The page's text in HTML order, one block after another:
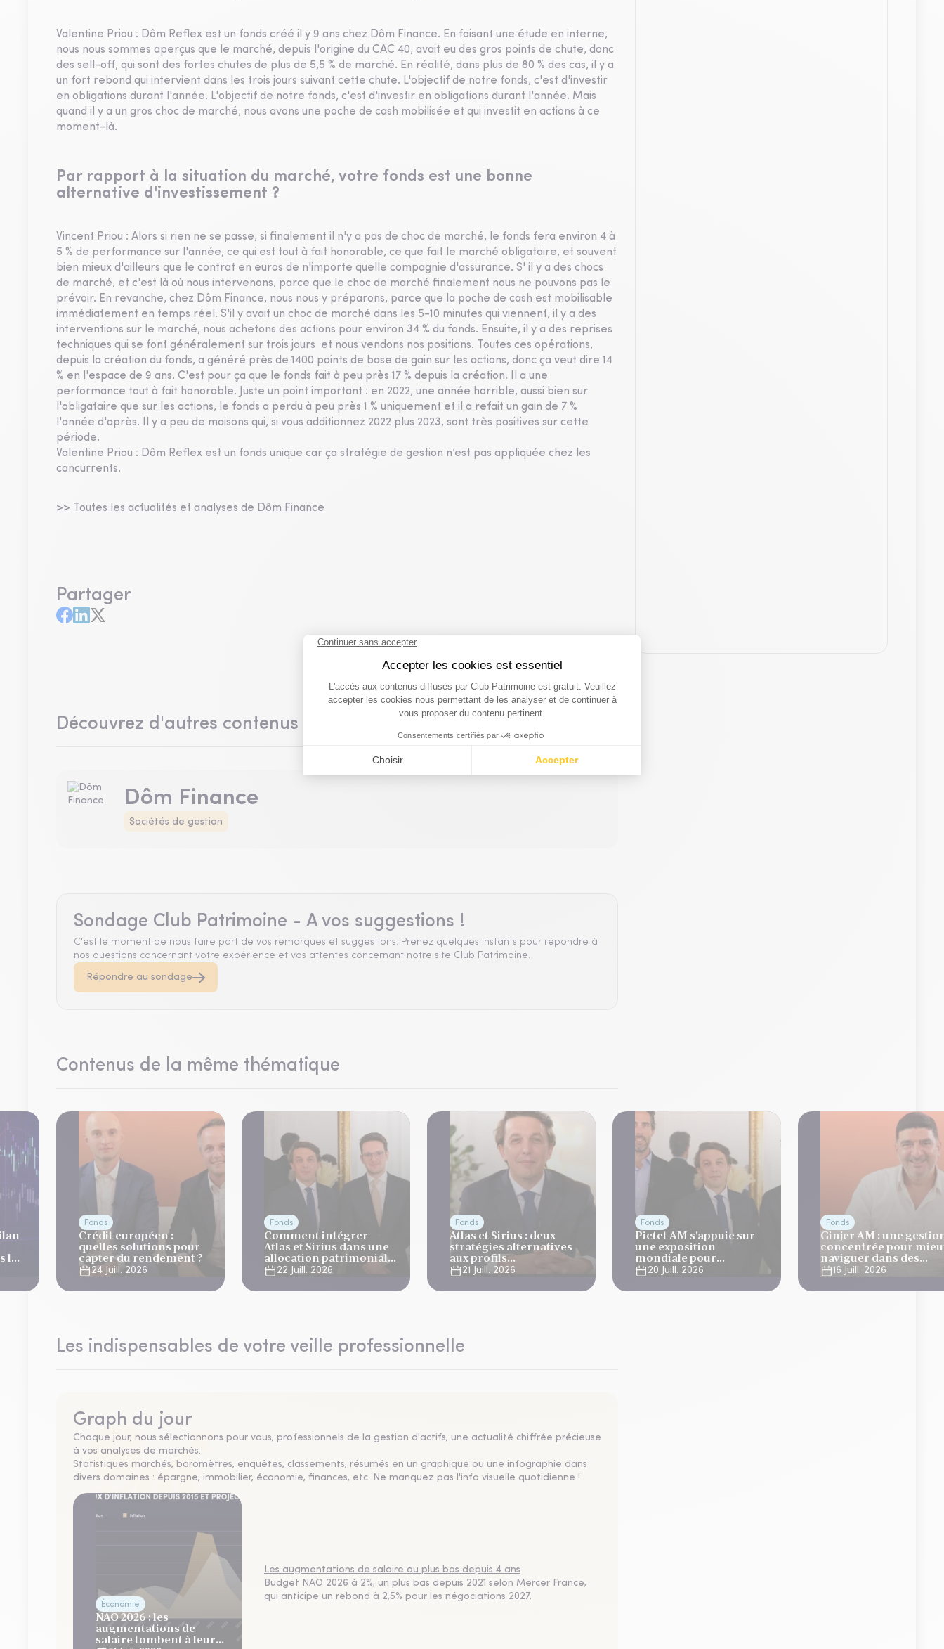
Valentine Priou : Dôm Reflex est un fonds créé il y 9 ans chez Dôm Finance. En faisant une étude en interne,
nous nous sommes aperçus que le marché, depuis l'origine du CAC 40, avait eu des gros points de chute, donc
des sell-off, qui sont des fortes chutes de plus de 5,5 % de marché. En réalité, dans plus de 80 % des cas, il y a
un fort rebond qui intervient dans les trois jours suivant cette chute. L'objectif de notre fonds, c'est d'investir
en obligations durant l'année. L'objectif de notre fonds, c'est d'investir en obligations durant l'année. Mais
quand il y a un gros choc de marché, nous avons une poche de cash mobilisée et qui investit en actions à ce
moment-là.
Par rapport à la situation du marché, votre fonds est une bonne
alternative d'investissement ?
Vincent Priou : Alors si rien ne se passe, si finalement il n'y a pas de choc de marché, le fonds fera environ 4 à
5 % de performance sur l'année, ce qui est tout à fait honorable, ce que fait le marché obligataire, et souvent
bien mieux d'ailleurs que le contrat en euros de n'importe quelle compagnie d'assurance. S' il y a des chocs
de marché, et c'est là où nous intervenons, parce que le choc de marché finalement nous ne pouvons pas le
prévoir. En revanche, chez Dôm Finance, nous nous y préparons, parce que la poche de cash est mobilisable
immédiatement en temps réel. S'il y avait un choc de marché dans les 5-10 minutes qui viennent, il y a des
interventions sur le marché, nous achetons des actions pour environ 34 % du fonds. Ensuite, il y a des reprises
techniques qui se font généralement sur trois jours et nous vendons nos positions. Toutes ces opérations,
depuis la création du fonds, a généré près de 1400 points de base de gain sur les actions, donc ça veut dire 14
% en l'espace de 9 ans. C'est pour ça que le fonds fait à peu près 17 % depuis la création. Il a une
performance tout à fait honorable. Juste un point important : en 2022, une année horrible, aussi bien sur
l'obligataire que sur les actions, le fonds a perdu à peu près 1 % uniquement et il a refait un gain de 7 %
l'année d'après. Il y a peu de maisons qui, si vous additionnez 2022 plus 2023, sont très positives sur cette
période.
Valentine Priou : Dôm Reflex est un fonds unique car ça stratégie de gestion n’est pas appliquée chez les
concurrents.
>> Toutes les actualités et analyses de Dôm Finance
Partager
Découvrez d'autres contenus du même partenaire
Dôm Finance
Sociétés de gestion
Sondage Club Patrimoine - A vos suggestions !
C'est le moment de nous faire part de vos remarques et suggestions. Prenez quelques instants pour répondre à
nos questions concernant votre expérience et vos attentes concernant notre site Club Patrimoine.
Répondre au sondage
Contenus de la même thématique
la
Fonds
Crédit européen :
quelles solutions pour
capter du rendement ?
24 Juill. 2026
Fonds
Comment intégrer
Atlas et Sirius dans une
allocation patrimoniale
?
22 Juill. 2026
Fonds
Atlas et Sirius : deux
stratégies alternatives
aux profils
complémentaires
21 Juill. 2026
Fonds
Pictet AM s'appuie sur
une exposition
mondiale pour
développer ses
stratégies long/short
20 Juill. 2026
Fonds
Ginjer AM : une
concentrée pour
naviguer dans des
marchés volatils
16 Juill. 2026
Les indispensables de votre veille professionnelle
Graph du jour
Chaque jour, nous sélectionnons pour vous, professionnels de la gestion d'actifs, une actualité chiffrée précieuse
à vos analyses de marchés.
Statistiques marchés, baromètres, enquêtes, classements, résumés en un graphique ou une infographie dans
divers domaines : épargne, immobilier, économie, finances, etc. Ne manquez pas l'info visuelle quotidienne !
Économie
NAO 2026 : les
augmentations de
salaire tombent à leur
Les augmentations de salaire au plus bas depuis 4 ans
Budget NAO 2026 à 2%, un plus bas depuis 2021 selon Mercer France,
qui anticipe un rebond à 2,5% pour les négociations 2027.